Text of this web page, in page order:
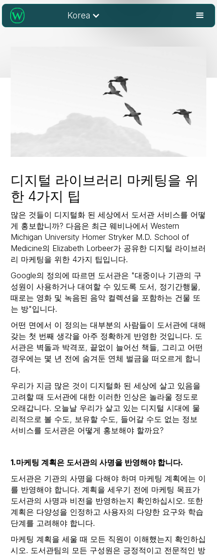
Korea
디지털 라이브러리 마케팅을 위
한 4가지 팁
많은 것들이 디지털화 된 세상에서 도서관 서비스를 어떻
게 홍보합니까? 다음은 최근 웨비나에서 Western
Michigan University Homer Stryker M.D. School of
Medicine의 Elizabeth Lorbeer가 공유한 디지털 라이브러
리 마케팅을 위한 4가지 팁입니다.
Google의 정의에 따르면 도서관은 "대중이나 기관의 구
성원이 사용하거나 대여할 수 있도록 도서, 정기간행물,
때로는 영화 및 녹음된 음악 컬렉션을 포함하는 건물 또
는 방"입니다.
어떤 면에서 이 정의는 대부분의 사람들이 도서관에 대해
갖는 첫 번째 생각을 아주 정확하게 반영한 것입니다. 도
서관은 벽돌과 박격포, 끝없이 늘어선 책들, 그리고 어떤
경우에는 몇 년 전에 숨겨둔 연체 벌금을 떠오르게 합니
다.
우리가 지금 많은 것이 디지털화 된 세상에 살고 있음을
고려할 때 도서관에 대한 이러한 인상은 놀라울 정도로
오래갑니다. 오늘날 우리가 살고 있는 디지털 시대에 물
리적으로 볼 수도, 보유할 수도, 들어갈 수도 없는 정보
서비스를 도서관은 어떻게 홍보해야 할까요?
1.마케팅 계획은 도서관의 사명을 반영해야 합니다.
도서관은 기관의 사명을 다해야 하며 마케팅 계획에는 이
를 반영해야 합니다. 계획을 세우기 전에 마케팅 목표가
도서관의 사명과 비전을 반영하는지 확인하십시오. 또한
계획은 다양성을 인정하고 사용자의 다양한 요구와 학습
단계를 고려해야 합니다.
마케팅 계획을 세울 때 모든 직원이 이해했는지 확인하십
시오. 도서관팀의 모든 구성원은 긍정적이고 전문적인 방